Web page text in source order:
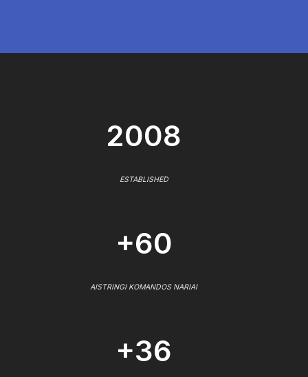
2008
ESTABLISHED
+60
AISTRINGI KOMANDOS NARIAI
+36